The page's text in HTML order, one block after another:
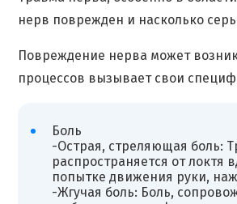
нерв поврежден и насколько
Повреждение нерва может
процессов вызывает свои
Боль
-Острая, стреляющая боль:
распространяется от локтя
попытке движения руки,
-Жгучая боль: Боль,